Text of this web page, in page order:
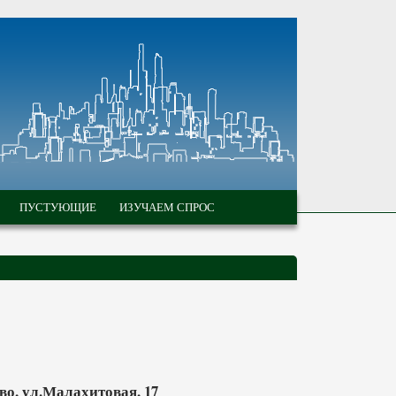
ПУСТУЮЩИЕ ИЗУЧАЕМ СПРОС
ул.Малахитовая, 17